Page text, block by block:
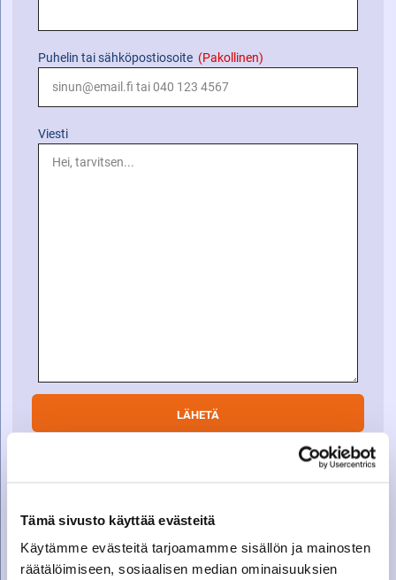
Tämä sivusto käyttää evästeitä
Käytämme evästeitä tarjoamamme sisällön ja mainosten
räätälöimiseen, sosiaalisen median ominaisuuksien
Puhelin tai sähköpostiosoite (Pakollinen)
Viesti
010 27 91 831